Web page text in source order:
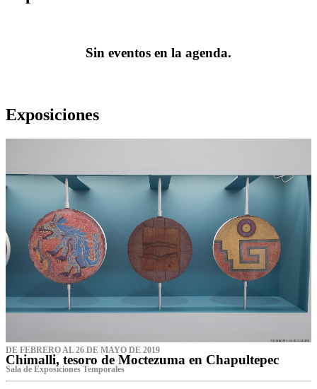
Sin eventos en la agenda.
Exposiciones
DE FEBRERO AL 26 DE MAYO DE 2019
Chimalli, tesoro de Moctezuma en Chapultepec
Sala de Exposiciones Temporales